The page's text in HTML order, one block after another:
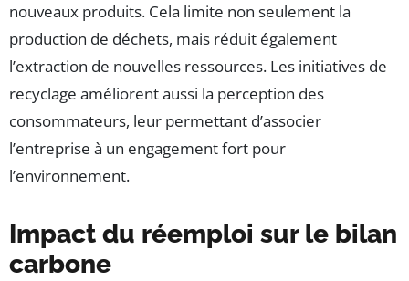
nouveaux produits. Cela limite non seulement la
production de déchets, mais réduit également
l’extraction de nouvelles ressources. Les initiatives de
recyclage améliorent aussi la perception des
consommateurs, leur permettant d’associer
l’entreprise à un engagement fort pour
l’environnement.
Impact du réemploi sur le bilan
carbone